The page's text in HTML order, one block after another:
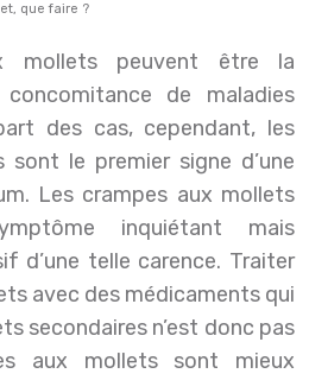
que faire ?
de maladies
des cas, cependant, les
sont le premier signe d’une
Les crampes aux mollets
inquiétant mais
d’une telle carence. Traiter
avec des médicaments qui
secondaires n’est donc pas
aux mollets sont mieux